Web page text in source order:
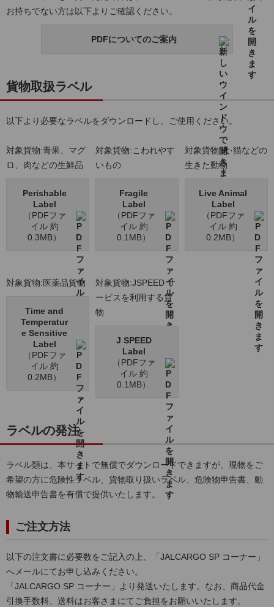
お持ちでない方は以下よりご確認ください。
PDFについてのご案内
貨物取扱ラベル
以下より必要なラベルをダウンロードし、ご使用ください。
対象貨物:青果、マグ
ロ、肉などの生鮮品
Perishable
Label
（PDFファ
イル 約
0.3MB）
対象貨物:こわれやす
いもの
Fragile
Label
（PDFファ
イル 約
0.1MB）
対象貨物:犬·猫などの
生きた動物
Live Animal
Label
（PDFファ
イル 約
0.2MB）
対象貨物:医薬品貨物
Time and
Temperatur
e Sensitive
Label
（PDFファ
イル 約
0.2MB）
対象貨物:JSPEED サ
ービスを利用する貨
物
J SPEED
Label
（PDFファ
イル 約
0.1MB）
ラベルの発注
ラベル類は、本サイトで無償でダウンロードできますが、現物をご
希望の方に危険性ラベル、貨物取り扱いラベル、危険物申告書、動
物輸送申告書を有償で提供いたします。
ご注文方法
以下の注文書に必要数をご記入の上、「JALCARGO SP コーナー」
へメールにてお申し込みください。
「JALCARGO SP コーナー」より発送いたします。なお、商品代金
引換手数料、送料はお客さまにてご負担をお願いいたします。